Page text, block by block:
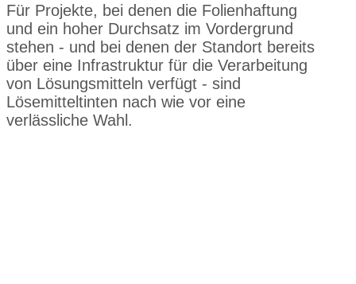
Für Projekte, bei denen die Folienhaftung
und ein hoher Durchsatz im Vordergrund
stehen - und bei denen der Standort bereits
über eine Infrastruktur für die Verarbeitung
von Lösungsmitteln verfügt - sind
Lösemitteltinten nach wie vor eine
verlässliche Wahl.